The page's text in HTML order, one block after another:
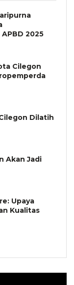
2025
Cilegon
Dilatih
Akan Jadi
Upaya
Kualitas